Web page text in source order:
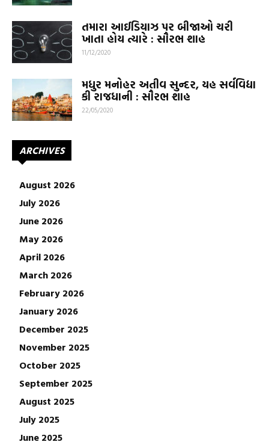
તમારા આઈડિયાઝ પર બીજાઓ ચરી
ખાતા હોય ત્યારે : સૌરભ શાહ
11/12/2020
મધુર મનોહર અતીવ સુન્દર, યહ સર્વવિદ્યા
કી રાજધાની : સૌરભ શાહ
22/05/2020
ARCHIVES
August 2026
July 2026
June 2026
May 2026
April 2026
March 2026
February 2026
January 2026
December 2025
November 2025
October 2025
September 2025
August 2025
July 2025
June 2025